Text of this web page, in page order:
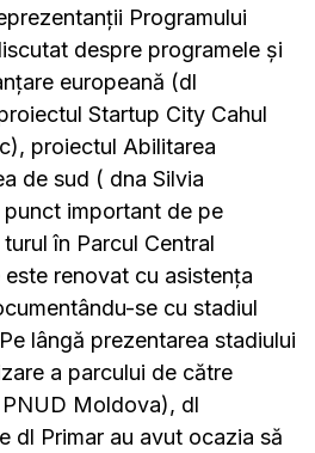
Programului
despre programele și
europeană (dl
Startup City Cahul
proiectul Abilitarea
de sud ( dna Silvia
important de pe
în Parcul Central
este renovat cu asistența
se cu stadiul
lângă prezentarea stadiului
a parcului de către
Moldova), dl
dl Primar au avut ocazia să